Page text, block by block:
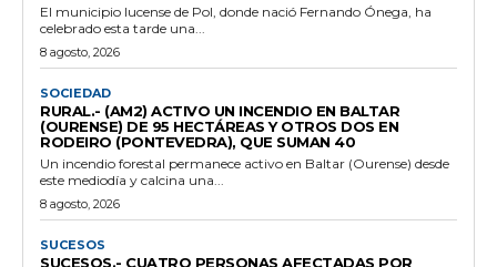
El municipio lucense de Pol, donde nació Fernando Ónega, ha
celebrado esta tarde una...
8 agosto, 2026
SOCIEDAD
RURAL.- (AM2) ACTIVO UN INCENDIO EN BALTAR
(OURENSE) DE 95 HECTÁREAS Y OTROS DOS EN
RODEIRO (PONTEVEDRA), QUE SUMAN 40
Un incendio forestal permanece activo en Baltar (Ourense) desde
este mediodía y calcina una...
8 agosto, 2026
SUCESOS
SUCESOS.- CUATRO PERSONAS AFECTADAS POR